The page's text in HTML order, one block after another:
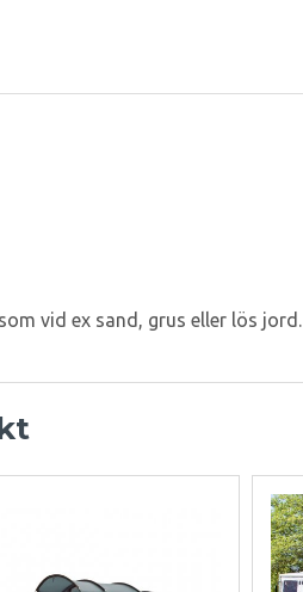
vid ex sand, grus eller lös jord.